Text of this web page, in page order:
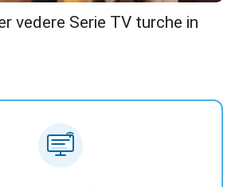
vedere Serie TV turche in